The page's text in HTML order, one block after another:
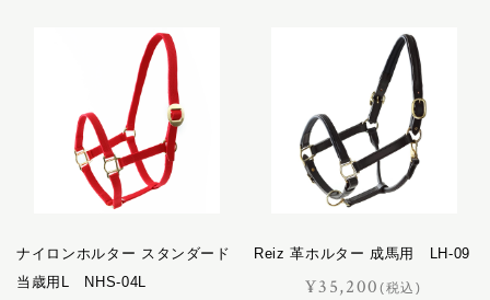
ナイロンホルター スタンダード
当歳用L NHS-04L
Reiz 革ホルター 成馬用 LH-09
¥35,200(税込)
プログレス
ホースマン
レイヤー
レインズ
ロイヤル
LIFE IN A NORTHERN LAND